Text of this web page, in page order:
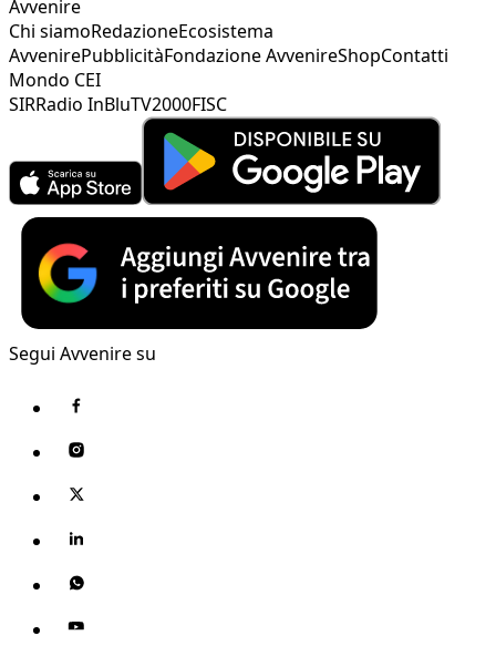
Avvenire
Chi siamoRedazioneEcosistema
AvvenirePubblicitàFondazione AvvenireShopContatti
Mondo CEI
SIRRadio InBluTV2000FISC
Segui Avvenire su